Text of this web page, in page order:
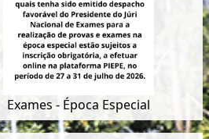
Exames - Época Especial